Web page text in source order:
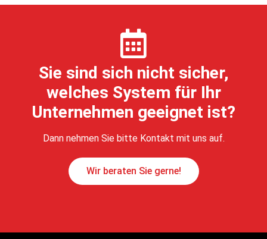
Sie sind sich nicht sicher,
welches System für Ihr
Unternehmen geeignet ist?
Dann nehmen Sie bitte Kontakt mit uns auf.
Wir beraten Sie gerne!